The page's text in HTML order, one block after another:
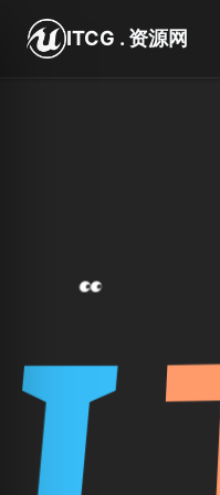
ITCG . 资源网